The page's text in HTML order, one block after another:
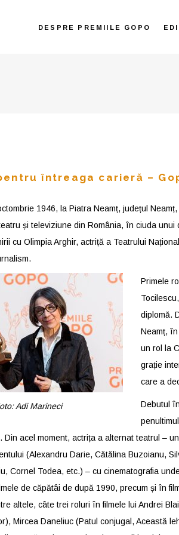
DESPRE PREMIILE GOPO
întreaga carieră –
1946, la Piatra Neamț, județul Neamț,
și televiziune din România, în ciuda
cu Olimpia Arghir, actriță a Teatrului
Adi Marineci
Primele
diplomă.
Neamț,
un rol la
grație
care a
Debutul
Din acel moment, actrița a alternat teatrul –
(Alexandru Darie, Cătălina Buzoianu,
Cornel Todea, etc.) – cu cinematografia
de căpătâi de după 1990, precum și în
altele, câte trei roluri în filmele lui Andrei
Mircea Daneliuc (Patul conjugal, Această